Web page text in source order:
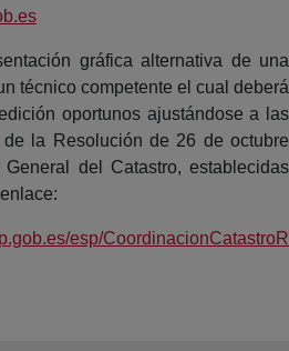
gráfica alternativa de una
técnico competente el cual deberá
oportunos ajustándose a las
la Resolución de 26 de octubre
del Catastro, establecidas
esp/CoordinacionCatastroR